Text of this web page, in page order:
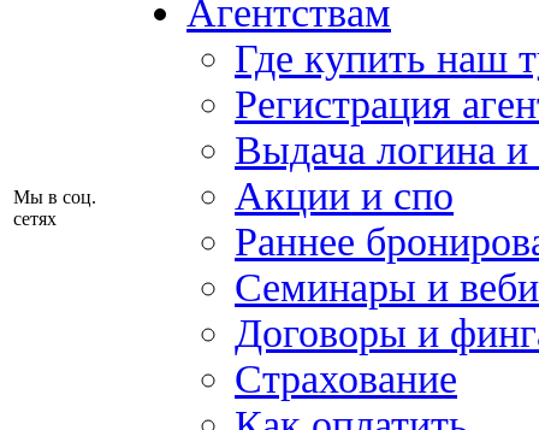
Мы в соц.
сетях
Агентствам
Где купить наш
Регистрация
Выдача логина и
Акции и спо
Раннее
Семинары и
Договоры и
Страхование